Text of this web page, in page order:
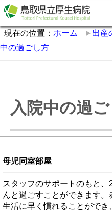
現在の位置： ホーム 出産
中の過ごし方
入院中の過
母児同室部屋
スタッフのサポートのもと、
んと過ごすことができます。
生活に早く慣れることができ